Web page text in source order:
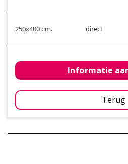
250x400 cm. direct
Informatie
Terug